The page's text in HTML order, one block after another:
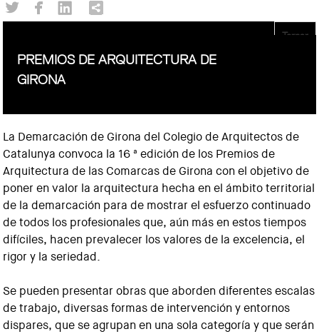
Tornar
PREMIOS DE ARQUITECTURA DE
GIRONA
La Demarcación de Girona del Colegio de Arquitectos de
Catalunya convoca la 16 ª edición de los Premios de
Arquitectura de las Comarcas de Girona con el objetivo de
poner en valor la arquitectura hecha en el ámbito territorial
de la demarcación para de mostrar el esfuerzo continuado
de todos los profesionales que, aún más en estos tiempos
difíciles, hacen prevalecer los valores de la excelencia, el
rigor y la seriedad.
Se pueden presentar obras que aborden diferentes escalas
de trabajo, diversas formas de intervención y entornos
dispares, que se agrupan en una sola categoría y que serán